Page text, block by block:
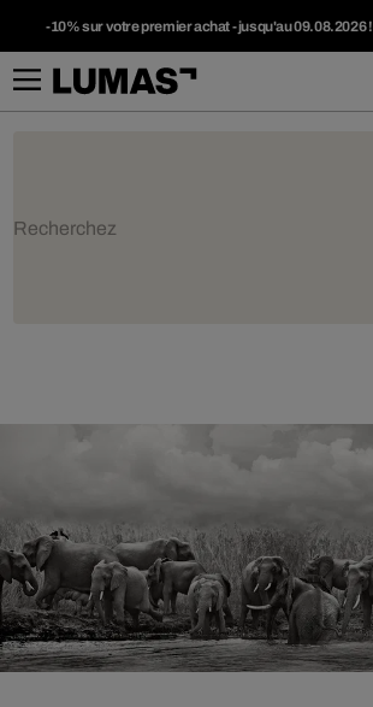
-10% sur votre premier achat - jusqu'au 09.08.2026 !